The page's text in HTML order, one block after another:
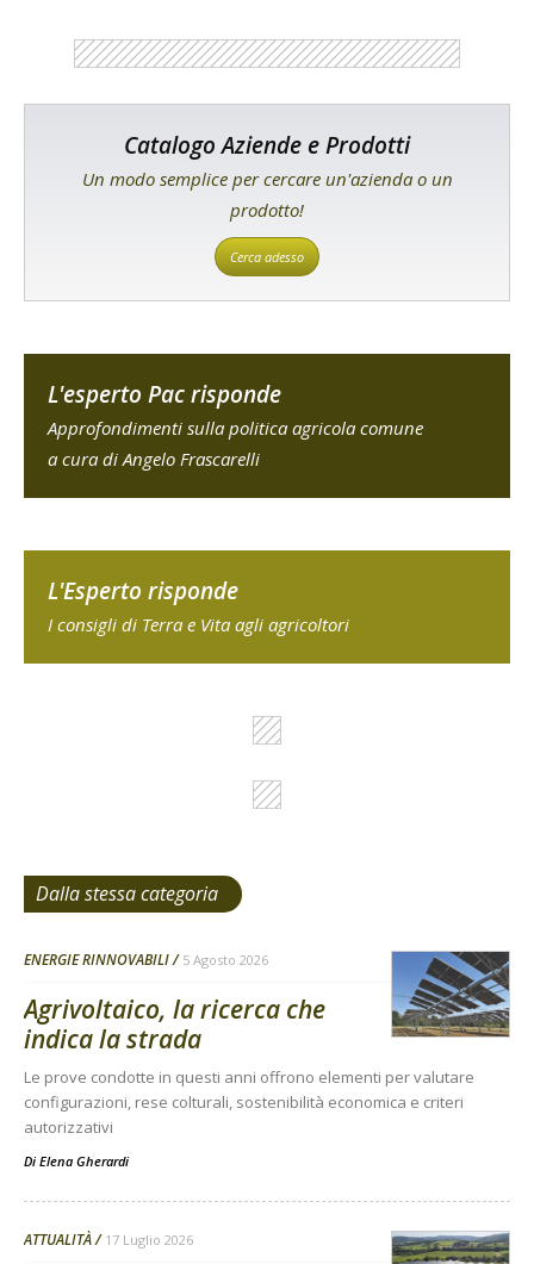
Catalogo Aziende e Prodotti
Un modo semplice per cercare un'azienda o un
prodotto!
Cerca adesso
L'esperto Pac risponde
Approfondimenti sulla politica agricola comune
a cura di Angelo Frascarelli
L'Esperto risponde
I consigli di Terra e Vita agli agricoltori
Dalla stessa categoria
ENERGIE RINNOVABILI 5 Agosto 2026
Agrivoltaico, la ricerca che
indica la strada
Le prove condotte in questi anni offrono elementi per valutare
configurazioni, rese colturali, sostenibilità economica e criteri
autorizzativi
Di Elena Gherardi
ATTUALITÀ 17 Luglio 2026